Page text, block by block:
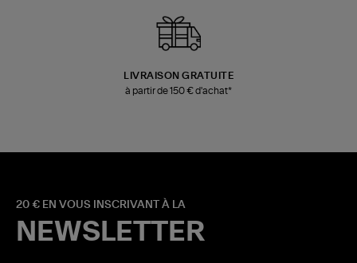
LIVRAISON GRATUITE
à partir de 150 € d'achat*
20 € EN VOUS INSCRIVANT À LA
NEWSLETTER